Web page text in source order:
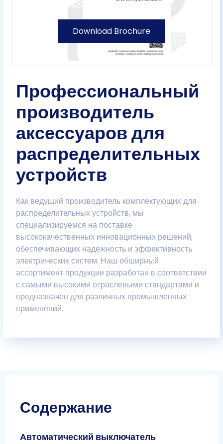
Download Brochure
Профессиональный
производитель
аксессуаров для
распределительных
устройств
Как ведущий производитель комплектующих для
распределительных устройств, мы
специализируемся на поставке
высококачественных инновационных решений,
обеспечивающих надежность и эффективность
электрических систем. Наш обширный
ассортимент продукции разработан в соответствии
с самыми высокими отраслевыми стандартами и
предназначен для различных промышленных
применений.
Содержание
Автоматический выключатель